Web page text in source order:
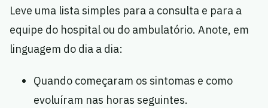
Leve uma lista simples para a consulta e para a
equipe do hospital ou do ambulatório. Anote, em
linguagem do dia a dia:
Quando começaram os sintomas e como
evoluíram nas horas seguintes.